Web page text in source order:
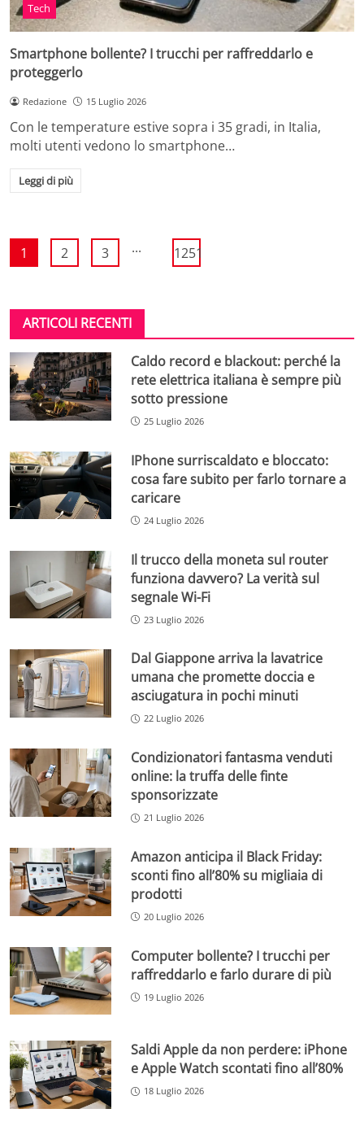
Tech
Smartphone bollente? I trucchi per raffreddarlo e
proteggerlo
Redazione 15 Luglio 2026
Con le temperature estive sopra i 35 gradi, in Italia,
molti utenti vedono lo smartphone…
Leggi di più
1 2 3 ... 1251
ARTICOLI RECENTI
Caldo record e blackout: perché la
rete elettrica italiana è sempre più
sotto pressione
25 Luglio 2026
IPhone surriscaldato e bloccato:
cosa fare subito per farlo tornare a
caricare
24 Luglio 2026
Il trucco della moneta sul router
funziona davvero? La verità sul
segnale Wi-Fi
23 Luglio 2026
Dal Giappone arriva la lavatrice
umana che promette doccia e
asciugatura in pochi minuti
22 Luglio 2026
Condizionatori fantasma venduti
online: la truffa delle finte
sponsorizzate
21 Luglio 2026
Amazon anticipa il Black Friday:
sconti fino all’80% su migliaia di
prodotti
20 Luglio 2026
Computer bollente? I trucchi per
raffreddarlo e farlo durare di più
19 Luglio 2026
Saldi Apple da non perdere: iPhone
e Apple Watch scontati fino all’80%
18 Luglio 2026